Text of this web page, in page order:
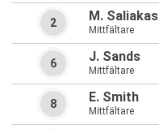
M. Saliakas
Mittfältare
2
J. Sands
Mittfältare
6
E. Smith
Mittfältare
8